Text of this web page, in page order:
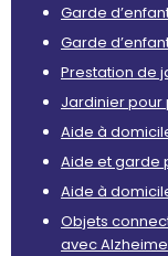
Garde
Garde
Prestation de
Jardinier pour
Aide à
Aide et garde
Aide à
Objets
avec